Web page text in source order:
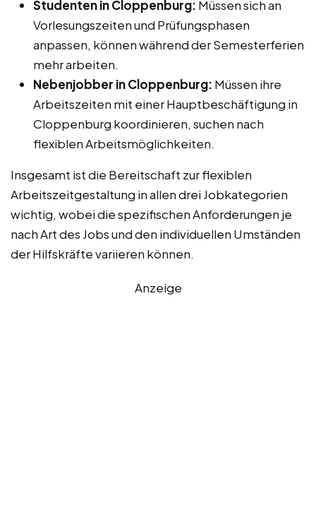
Studenten in Cloppenburg: Müssen sich an
Vorlesungszeiten und Prüfungsphasen
anpassen, können während der Semesterferien
mehr arbeiten.
Nebenjobber in Cloppenburg: Müssen ihre
Arbeitszeiten mit einer Hauptbeschäftigung in
Cloppenburg koordinieren, suchen nach
flexiblen Arbeitsmöglichkeiten.
Insgesamt ist die Bereitschaft zur flexiblen
Arbeitszeitgestaltung in allen drei Jobkategorien
wichtig, wobei die spezifischen Anforderungen je
nach Art des Jobs und den individuellen Umständen
der Hilfskräfte variieren können.
Anzeige